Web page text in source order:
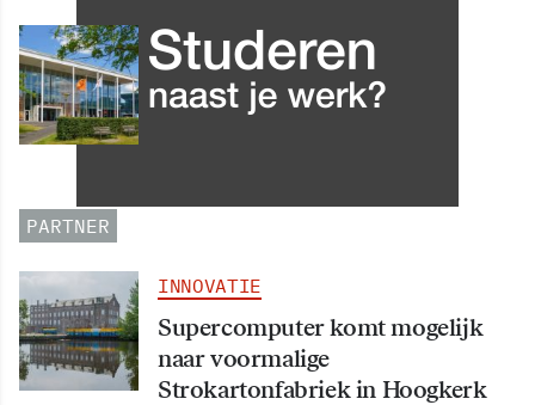
INNOVATIE
Grip op data en informatie:
Leergang Data en
PARTNER
INNOVATIE
Supercomputer komt mogelijk
naar voormalige
Strokartonfabriek in Hoogkerk